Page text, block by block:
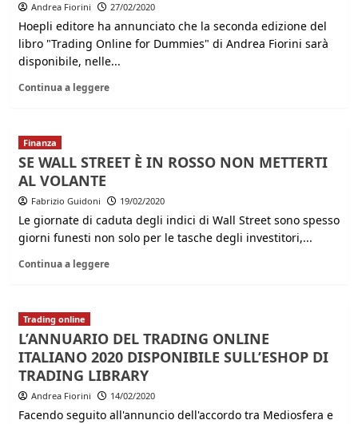
Andrea Fiorini 27/02/2020
Hoepli editore ha annunciato che la seconda edizione del
libro "Trading Online for Dummies" di Andrea Fiorini sarà
disponibile, nelle...
Continua a leggere
Finanza
SE WALL STREET È IN ROSSO NON METTERTI
AL VOLANTE
Fabrizio Guidoni 19/02/2020
Le giornate di caduta degli indici di Wall Street sono spesso
giorni funesti non solo per le tasche degli investitori,...
Continua a leggere
Trading online
L’ANNUARIO DEL TRADING ONLINE
ITALIANO 2020 DISPONIBILE SULL’ESHOP DI
TRADING LIBRARY
Andrea Fiorini 14/02/2020
Facendo seguito all'annuncio dell'accordo tra Mediosfera e